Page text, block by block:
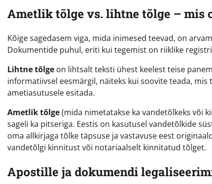
Ametlik tõlge vs. lihtne tõlge – mis
Kõige sagedasem viga, mida inimesed teevad, on
Dokumentide puhul, eriti kui tegemist on riiklike
Lihtne tõlge on lihtsalt teksti ühest keelest teise
informatiivsel eesmärgil, näiteks kui soovite teada,
ametiasutusele esitada.
Ametlik tõlge(mida nimetatakse ka vandetõlkeks või
sageli ka pitseriga. Eestis on kasutusel vandetõlkide
oma allkirjaga tõlke täpsuse ja vastavuse eest
vandetõlgi kinnitust või notariaalselt kinnitatud tõlget.
Apostille ja dokumendi